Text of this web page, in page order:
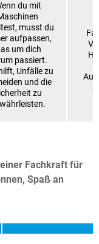
du mit
musst du
aufpassen,
um dich
passiert.
Unfälle zu
und die
zu
Fachkraft für
Spaß an